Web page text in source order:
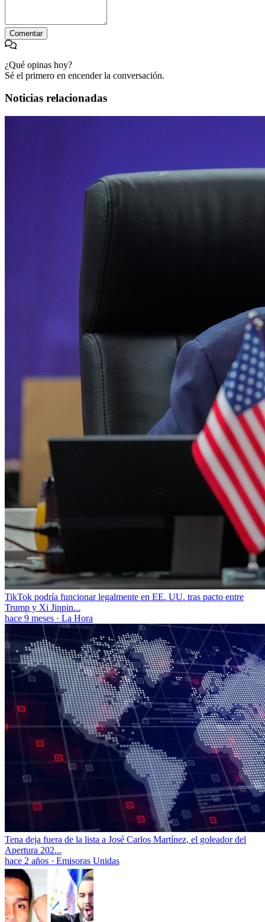
Comentar
¿Qué opinas hoy?
Sé el primero en encender la conversación.
Noticias relacionadas
TikTok podría funcionar legalmente en EE. UU. tras pacto entre
Trump y Xi Jinpin...
hace 9 meses · La Hora
Tena deja fuera de la lista a José Carlos Martínez, el goleador del
Apertura 202...
hace 2 años · Emisoras Unidas